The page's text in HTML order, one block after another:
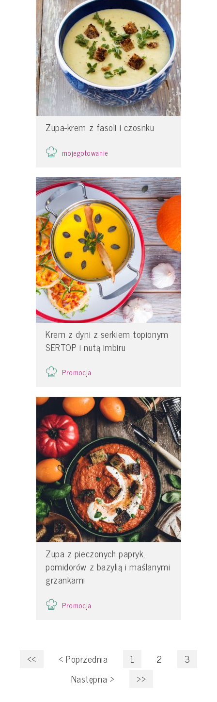
Zupa-krem z fasoli i czosnku
mojegotowanie
Krem z dyni z serkiem topionym
SERTOP i nutą imbiru
Promocja
Zupa z pieczonych papryk,
pomidorów z bazylią i maślanymi
grzankami
Promocja
<< < Poprzednia 1 2
3
Następna > >>